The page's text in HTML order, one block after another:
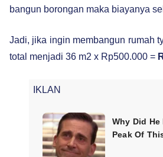
bangun borongan maka biayanya
Jadi, jika ingin membangun rumah
total menjadi 36 m2 x Rp500.000 =
IKLAN